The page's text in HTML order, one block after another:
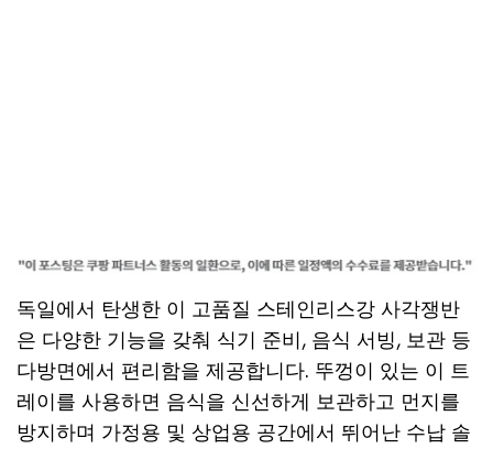
독일에서 탄생한 이 고품질 스테인리스강 사각쟁반
은 다양한 기능을 갖춰 식기 준비, 음식 서빙, 보관 등
다방면에서 편리함을 제공합니다. 뚜껑이 있는 이 트
레이를 사용하면 음식을 신선하게 보관하고 먼지를
방지하며 가정용 및 상업용 공간에서 뛰어난 수납 솔